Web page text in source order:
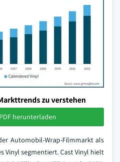
zu verstehen
herunterladen
Automobil-Wrap-Filmmarkt als
Vinyl segmentiert. Cast Vinyl hielt